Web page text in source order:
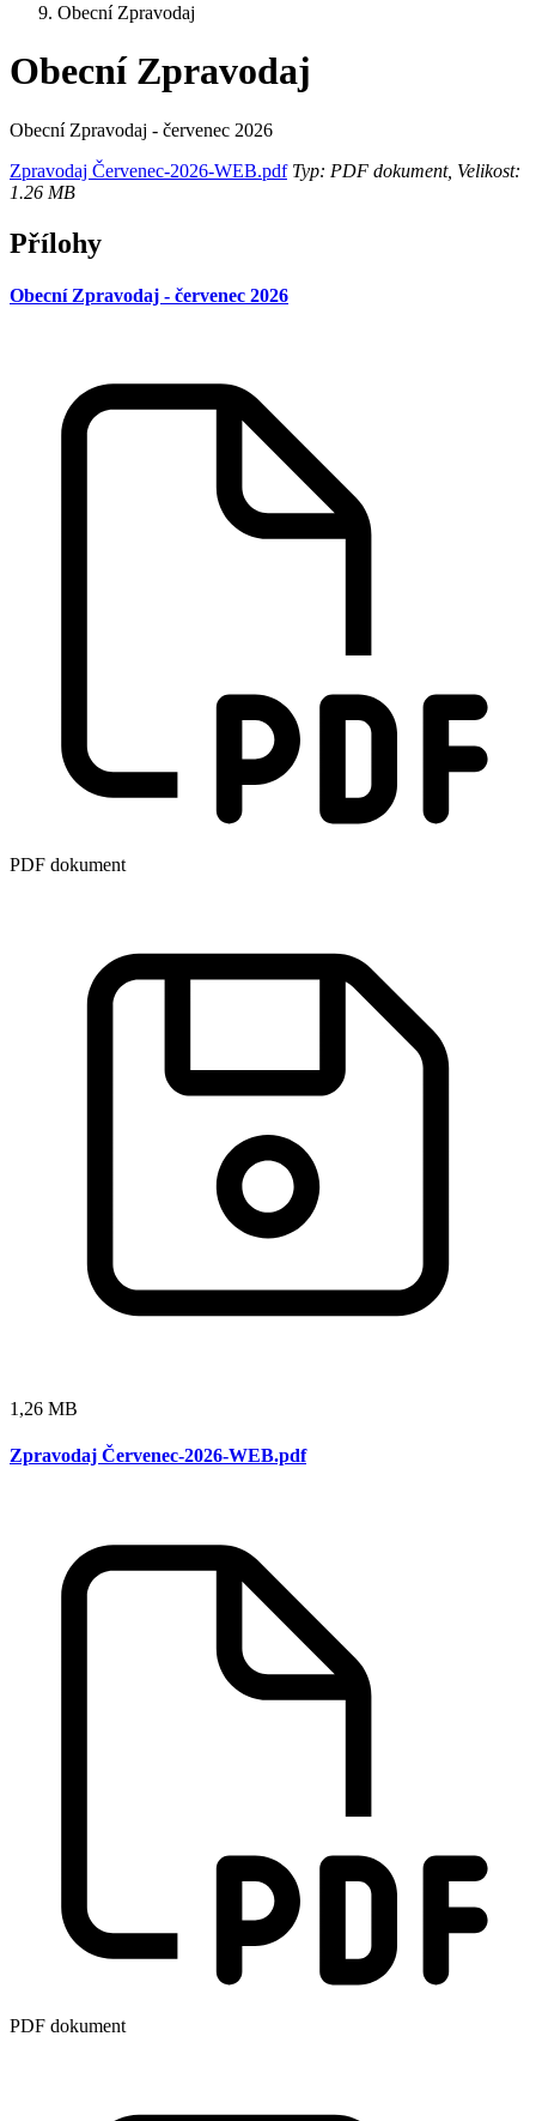
Obecní Zpravodaj
Obecní Zpravodaj
Obecní Zpravodaj - červenec 2026
Zpravodaj Červenec-2026-WEB.pdfTyp: PDF dokument, Velikost:
1.26 MB
Přílohy
Obecní Zpravodaj - červenec 2026
PDF dokument
1,26 MB
Zpravodaj Červenec-2026-WEB.pdf
PDF dokument